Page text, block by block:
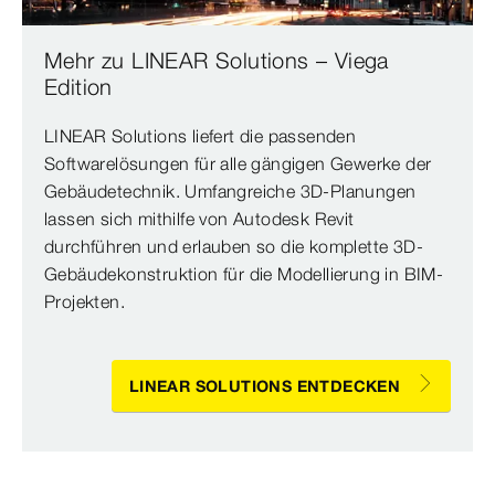
Mehr zu LINEAR Solutions – Viega
Edition
LINEAR Solutions liefert die passenden
Softwarelösungen für alle gängigen Gewerke der
Gebäudetechnik. Umfangreiche 3D-Planungen
lassen sich mithilfe von Autodesk Revit
durchführen und erlauben so die komplette 3D-
Gebäudekonstruktion für die Modellierung in BIM-
Projekten.
LINEAR SOLUTIONS ENTDECKEN